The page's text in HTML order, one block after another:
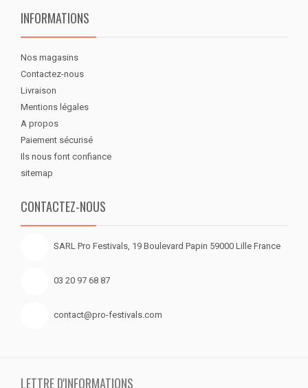
INFORMATIONS
Nos magasins
Contactez-nous
Livraison
Mentions légales
A propos
Paiement sécurisé
Ils nous font confiance
sitemap
CONTACTEZ-NOUS
SARL Pro Festivals, 19 Boulevard Papin 59000 Lille France
03 20 97 68 87
contact@pro-festivals.com
LETTRE D'INFORMATIONS